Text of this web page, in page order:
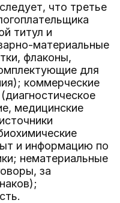
что третье
титул и
материальные
флаконы,
для
коммерческие
медицинские
и информацию по
нематериальные
за